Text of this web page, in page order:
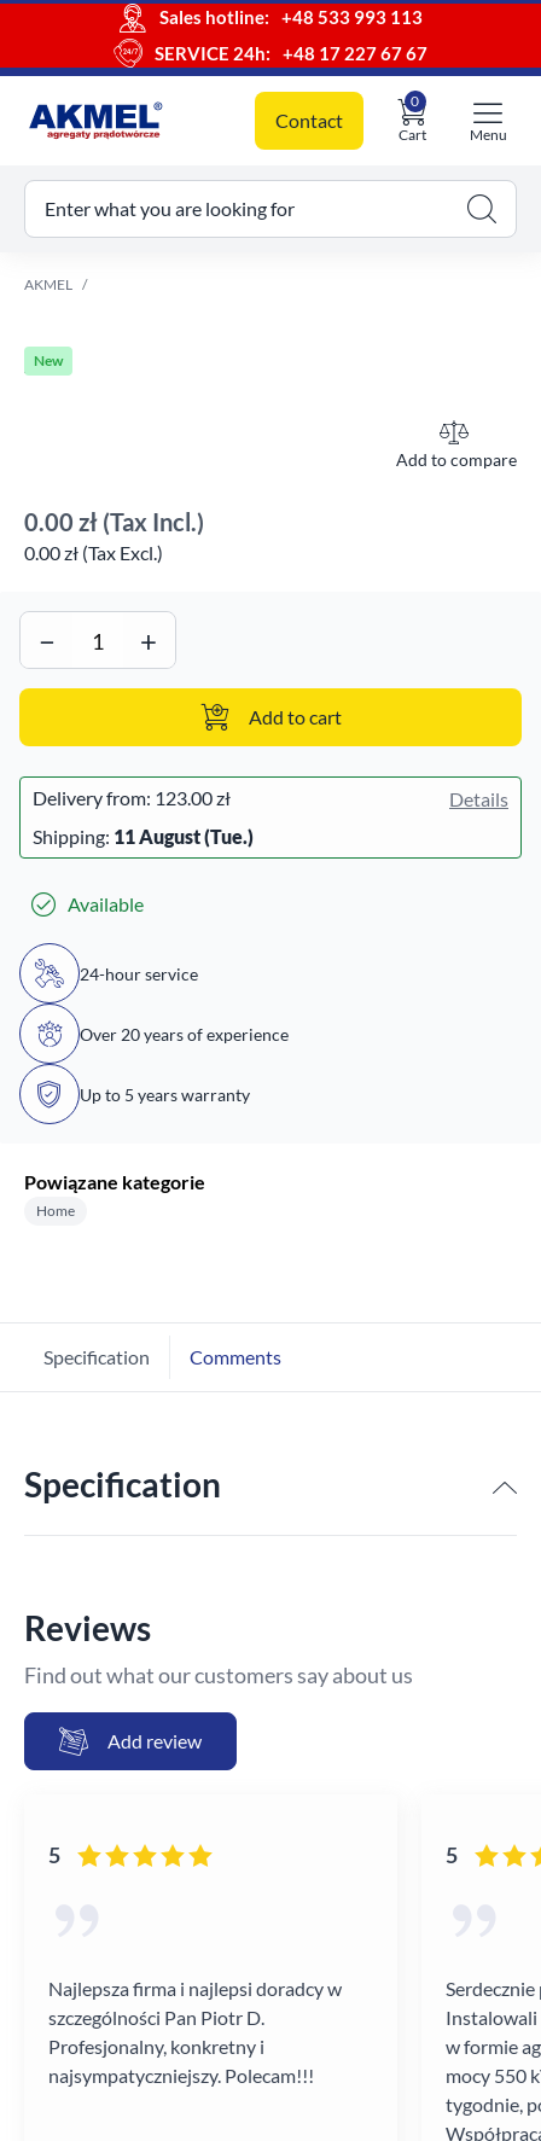
Sales hotline:
+48 533 993 113
SERVICE 24h:
+48 17 227 67 67
Contact
Cart
0
cart
Menu
Enter what you are looking for
AKMEL
New
Add to compare
0.00 zł (Tax Incl.)
0.00 zł (Tax Excl.)
− +
Add to cart
Delivery from: 123.00 zł
Details
Shipping: 11 August (Tue.)
Available
24-hour service
Over 20 years of experience
Up to 5 years warranty
Powiązane kategorie
Home
Specification Comments
Specification
Reviews
Find out what our customers say about us
Add review
5
Najlepsza firma i najlepsi doradcy w
szczególności Pan Piotr D.
Profesjonalny, konkretny i
najsympatyczniejszy. Polecam!!!
5
Instalowali
w formie
mocy 550
tygodnie,